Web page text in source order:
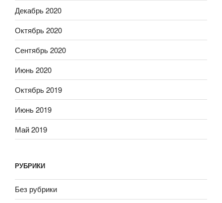
Декабрь 2020
Октябрь 2020
Сентябрь 2020
Июнь 2020
Октябрь 2019
Июнь 2019
Май 2019
РУБРИКИ
Без рубрики